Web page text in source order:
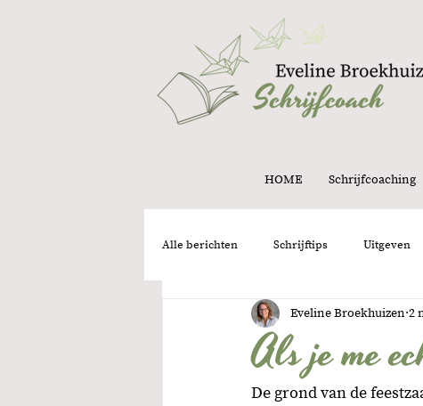
HOME Schrijfcoaching
Alle berichten Schrijftips Uitgeven
Intuïtie
Als je me
Eveline Broekhuizen 2
De grond van de